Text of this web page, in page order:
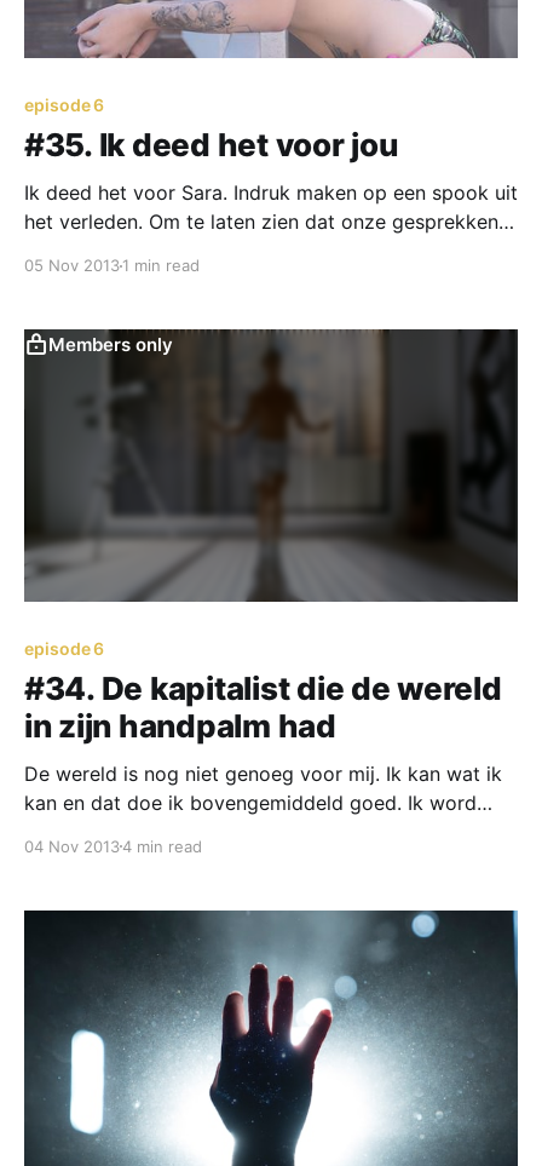
episode 6
#35. Ik deed het voor jou
Ik deed het voor Sara. Indruk maken op een spook uit
het verleden. Om te laten zien dat onze gesprekken
05 Nov 20131 min read
Members only
episode 6
#34. De kapitalist die de wereld
in zijn handpalm had
De wereld is nog niet genoeg voor mij. Ik kan wat ik
kan en dat doe ik bovengemiddeld goed. Ik word
04 Nov 20134 min read